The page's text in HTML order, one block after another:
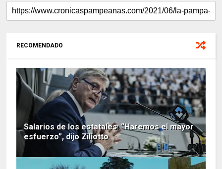
RECOMENDADO
Salarios de los estatales: “Haremos el mayor
esfuerzo”, dijo Ziliotto